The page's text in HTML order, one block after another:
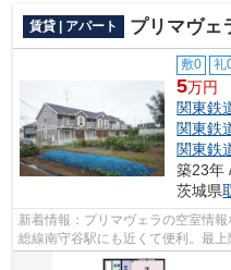
賃貸 | アパート プリマヴェ
敷0 礼
5万円
関東鉄
関東鉄
関東鉄
築23年
茨城県
新着情報：プリマヴェラの空室情
総線南守谷駅にも近くて便利。最
り、敷地外のごみ置き場に行く手間